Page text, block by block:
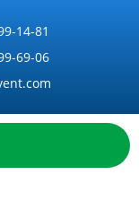
14-81
69-06